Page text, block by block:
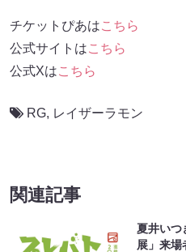
チケットぴあはこちら
公式サイトはこちら
公式Xはこちら
RG, レイザーラモン
関連記事
夏井いつ
展」来